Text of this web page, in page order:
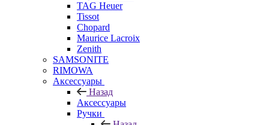
TAG Heuer
Tissot
Chopard
Maurice Lacroix
Zenith
SAMSONITE
RIMOWA
Аксессуары
Назад
Аксессуары
Ручки